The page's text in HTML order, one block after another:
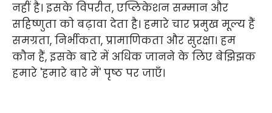
नहीं है। इसके विपरीत, एप्लिकेशन सम्मान और
सहिष्णुता को बढ़ावा देता है। हमारे चार प्रमुख मूल्य हैं
समग्रता, निर्भीकता, प्रामाणिकता और सुरक्षा। हम
कौन हैं, इसके बारे में अधिक जानने के लिए बेझिझक
हमारे 'हमारे बारे में' पृष्ठ पर जाएँ।